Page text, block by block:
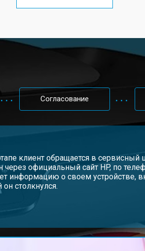
от 70 мин
от 80 мин
от 60 мин
от 70 мин
Согласование
клиент обращается в
через официальный сайт HP, по
информацию о своем устройстве,
столкнулся.